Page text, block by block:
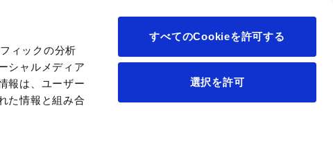
ィックの分析
シャルメディア
報は、ユーザー
た情報と組み合
すべてのCookieを許可する
選択を許可